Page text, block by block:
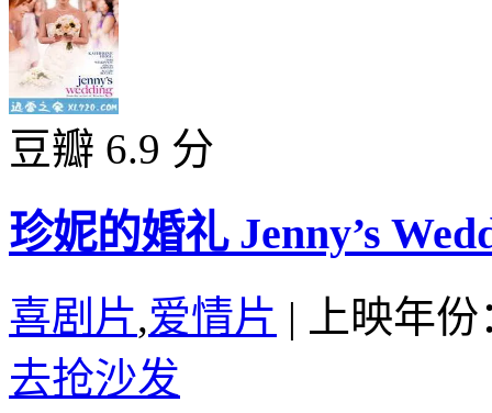
豆瓣 6.9 分
珍妮的婚礼 Jenny’s
喜剧片,爱情片 |
上映年
去抢沙发